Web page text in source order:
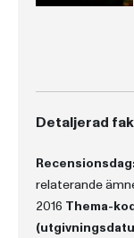
Detaljerad
Recensionsdag:
relaterande
2016 Thema-